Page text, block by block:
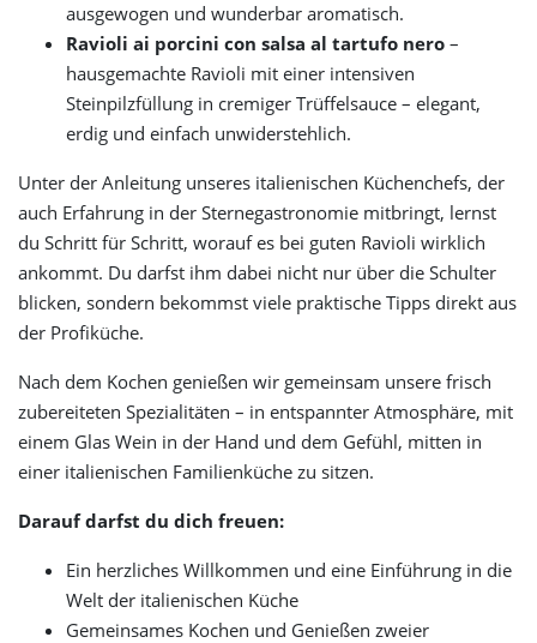
ausgewogen und wunderbar aromatisch.
Ravioli ai porcini con salsa al tartufo nero –
hausgemachte Ravioli mit einer intensiven
Steinpilzfüllung in cremiger Trüffelsauce – elegant,
erdig und einfach unwiderstehlich.
Unter der Anleitung unseres italienischen Küchenchefs, der
auch Erfahrung in der Sternegastronomie mitbringt, lernst
du Schritt für Schritt, worauf es bei guten Ravioli wirklich
ankommt. Du darfst ihm dabei nicht nur über die Schulter
blicken, sondern bekommst viele praktische Tipps direkt aus
der Profiküche.
Nach dem Kochen genießen wir gemeinsam unsere frisch
zubereiteten Spezialitäten – in entspannter Atmosphäre, mit
einem Glas Wein in der Hand und dem Gefühl, mitten in
einer italienischen Familienküche zu sitzen.
Darauf darfst du dich freuen:
Ein herzliches Willkommen und eine Einführung in die
Welt der italienischen Küche
Gemeinsames Kochen und Genießen zweier